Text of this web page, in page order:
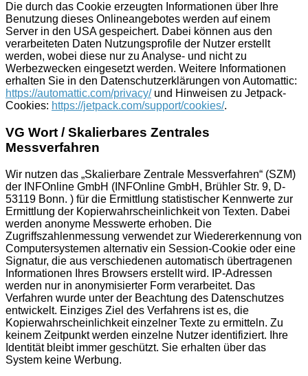
Die durch das Cookie erzeugten Informationen über Ihre
Benutzung dieses Onlineangebotes werden auf einem
Server in den USA gespeichert. Dabei können aus den
verarbeiteten Daten Nutzungsprofile der Nutzer erstellt
werden, wobei diese nur zu Analyse- und nicht zu
Werbezwecken eingesetzt werden. Weitere Informationen
erhalten Sie in den Datenschutzerklärungen von Automattic:
https://automattic.com/privacy/und Hinweisen zu Jetpack-
Cookies: https://jetpack.com/support/cookies/.
VG Wort / Skalierbares Zentrales
Messverfahren
Wir nutzen das „Skalierbare Zentrale Messverfahren“ (SZM)
der INFOnline GmbH (INFOnline GmbH, Brühler Str. 9, D-
53119 Bonn. ) für die Ermittlung statistischer Kennwerte zur
Ermittlung der Kopierwahrscheinlichkeit von Texten. Dabei
werden anonyme Messwerte erhoben. Die
Zugriffszahlenmessung verwendet zur Wiedererkennung von
Computersystemen alternativ ein Session-Cookie oder eine
Signatur, die aus verschiedenen automatisch übertragenen
Informationen Ihres Browsers erstellt wird. IP-Adressen
werden nur in anonymisierter Form verarbeitet. Das
Verfahren wurde unter der Beachtung des Datenschutzes
entwickelt. Einziges Ziel des Verfahrens ist es, die
Kopierwahrscheinlichkeit einzelner Texte zu ermitteln. Zu
keinem Zeitpunkt werden einzelne Nutzer identifiziert. Ihre
Identität bleibt immer geschützt. Sie erhalten über das
System keine Werbung.